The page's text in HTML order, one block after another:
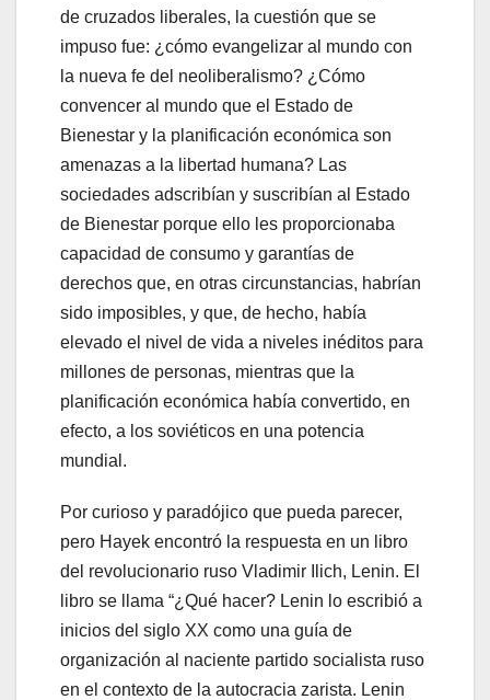
de cruzados liberales, la cuestión que se
impuso fue: ¿cómo evangelizar al mundo con
la nueva fe del neoliberalismo? ¿Cómo
convencer al mundo que el Estado de
Bienestar y la planificación económica son
amenazas a la libertad humana? Las
sociedades adscribían y suscribían al Estado
de Bienestar porque ello les proporcionaba
capacidad de consumo y garantías de
derechos que, en otras circunstancias, habrían
sido imposibles, y que, de hecho, había
elevado el nivel de vida a niveles inéditos para
millones de personas, mientras que la
planificación económica había convertido, en
efecto, a los soviéticos en una potencia
mundial.
Por curioso y paradójico que pueda parecer,
pero Hayek encontró la respuesta en un libro
del revolucionario ruso Vladimir Ilich, Lenin. El
libro se llama “¿Qué hacer? Lenin lo escribió a
inicios del siglo XX como una guía de
organización al naciente partido socialista ruso
en el contexto de la autocracia zarista. Lenin